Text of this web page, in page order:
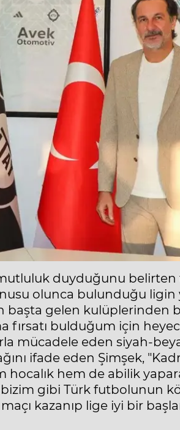
duyduğunu belirten
olunca bulunduğu ligin
başta gelen kulüplerinden
bulduğum için
mücadele eden siyah-
ifade eden Şimşek,
hocalık hem de abilik
bizim gibi Türk futbolunun
maçı kazanıp lige iyi bir